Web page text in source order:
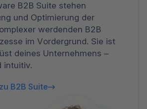
B2B Suite stehen
und Optimierung der
werdenden B2B
im Vordergrund. Sie ist
deines Unternehmens –
intuitiv.
B2B Suite